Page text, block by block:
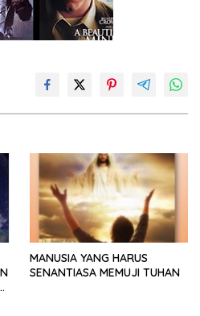
MANUSIA YANG HARUS
SENANTIASA MEMUJI TUHAN